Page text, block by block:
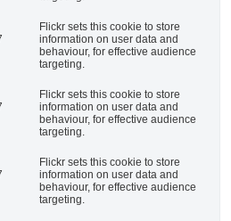
Flickr sets this cookie to store
information on user data and
behaviour, for effective audience
targeting.
Flickr sets this cookie to store
information on user data and
behaviour, for effective audience
targeting.
Flickr sets this cookie to store
information on user data and
behaviour, for effective audience
targeting.